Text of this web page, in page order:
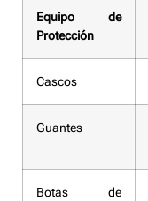
Equipo de
Protección
Cascos
Guantes
Botas de